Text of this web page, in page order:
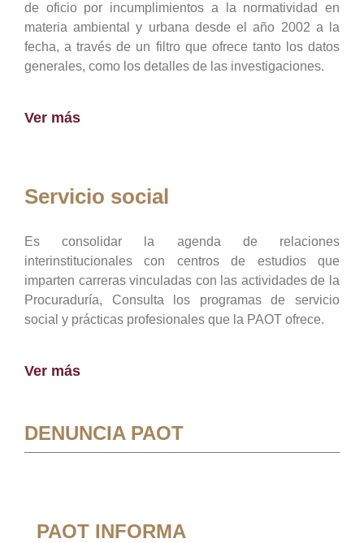
de oficio por incumplimientos a la normatividad en
materia ambiental y urbana desde el año 2002 a la
fecha, a través de un filtro que ofrece tanto los datos
generales, como los detalles de las investigaciones.
Ver más
Servicio social
Es consolidar la agenda de relaciones
interinstitucionales con centros de estudios que
imparten carreras vinculadas con las actividades de la
Procuraduría, Consulta los programas de servicio
social y prácticas profesionales que la PAOT ofrece.
Ver más
DENUNCIA PAOT
PAOT INFORMA